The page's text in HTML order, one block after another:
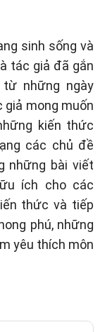
sinh sống và
tác giả đã gắn
những ngày
giả mong muốn
kiến thức
các chủ đề
những bài viết
ích cho các
thức và tiếp
phú, những
yêu thích môn